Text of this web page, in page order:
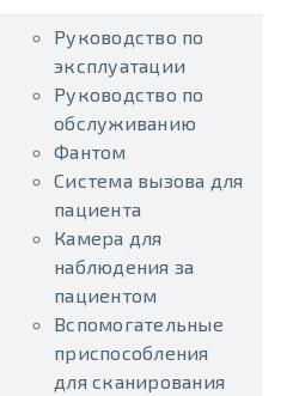
Руководство по
эксплуатации
Руководство по
обслуживанию
Фантом
Система вызова для
пациента
Камера для
наблюдения за
пациентом
Вспомогательные
приспособления
для сканирования